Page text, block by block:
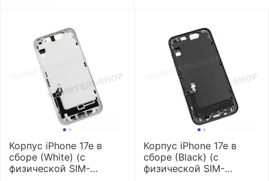
Корпус iPhone 17e в
сборе (White) (с
физической SIM-
Корпус iPhone 17e в
сборе (Black) (с
физической SIM-